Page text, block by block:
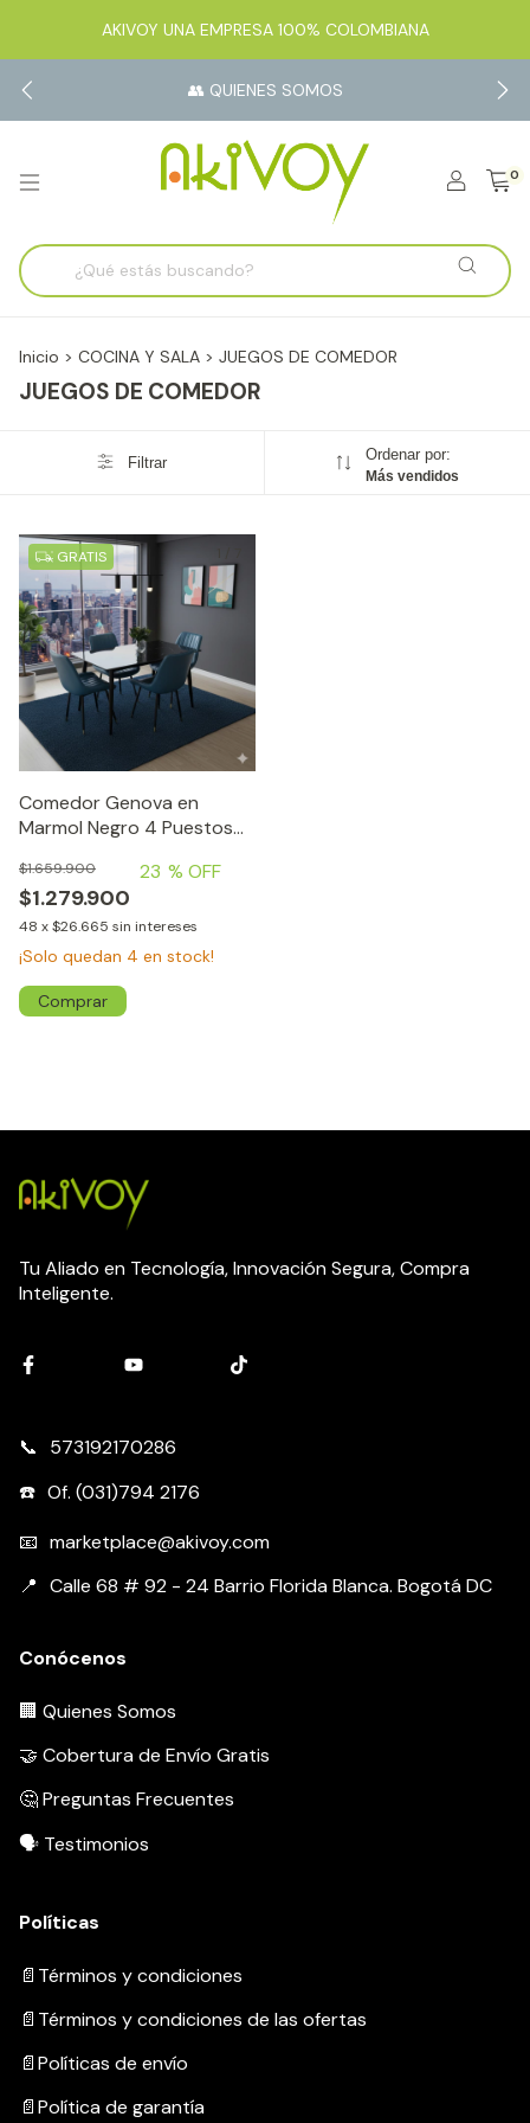
AKIVOY UNA EMPRESA 100% COLOMBIANA
👥 QUIENES SOMOS
0
Inicio > COCINA Y SALA > JUEGOS DE COMEDOR
JUEGOS DE COMEDOR
Filtrar Ordenar por:
Más vendidos
GRATIS
Comedor Genova en
Marmol Negro 4 Puestos
$1.279.900
$1.659.900 23 % OFF
48 x$26.665 sin intereses
¡Solo quedan 4 en stock!
Tu Aliado en Tecnología, Innovación Segura, Compra
Inteligente.
573192170286
Of. (031)794 2176
marketplace@akivoy.com
Calle 68 # 92 - 24 Barrio Florida Blanca. Bogotá DC
Conócenos
🏢 Quienes Somos
🤝 Cobertura de Envío Gratis
🤔 Preguntas Frecuentes
🗣️ Testimonios
Políticas
📄Términos y condiciones
📄Términos y condiciones de las ofertas
📄Políticas de envío
📄Política de garantía